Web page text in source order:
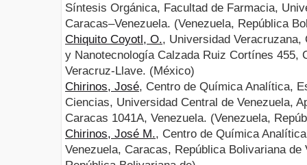
Síntesis Orgánica, Facultad de Farmacia,
Caracas–Venezuela. (Venezuela, República
Chiquito Coyotl, O., Universidad
y Nanotecnología Calzada Ruiz Cortínes 455,
Veracruz-Llave. (México)
Chirinos, José, Centro de Química Analítica,
Ciencias, Universidad Central de Venezuela,
Caracas 1041A, Venezuela. (Venezuela,
Chirinos, José M., Centro de Química
Venezuela, Caracas, República Bolivariana de